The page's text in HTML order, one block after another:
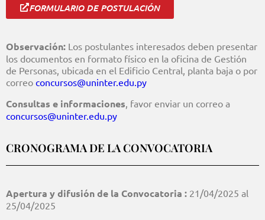
FORMULARIO DE POSTULACIÓN
Observación: Los postulantes interesados deben presentar
los documentos en formato físico en la oficina de Gestión
de Personas, ubicada en el Edificio Central, planta baja o por
correo concursos@uninter.edu.py
Consultas e informaciones, favor enviar un correo a
concursos@uninter.edu.py
CRONOGRAMA DE LA CONVOCATORIA
Apertura y difusión de la Convocatoria : 21/04/2025 al
25/04/2025